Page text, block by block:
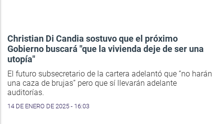
Christian Di Candia sostuvo que el próximo
Gobierno buscará "que la vivienda deje de ser una
utopía"
El futuro subsecretario de la cartera adelantó que “no harán
una caza de brujas” pero que sí llevarán adelante
auditorías.
14 DE ENERO DE 2025 - 16:03